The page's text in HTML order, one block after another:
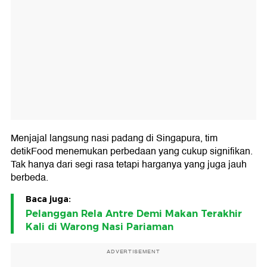
Menjajal langsung nasi padang di Singapura, tim
detikFood menemukan perbedaan yang cukup signifikan.
Tak hanya dari segi rasa tetapi harganya yang juga jauh
berbeda.
Baca juga:
Pelanggan Rela Antre Demi Makan Terakhir
Kali di Warong Nasi Pariaman
ADVERTISEMENT